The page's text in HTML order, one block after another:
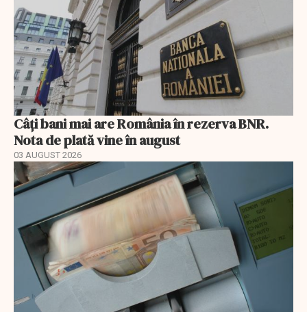
Câți bani mai are România în rezerva BNR.
Nota de plată vine în august
03 AUGUST 2026